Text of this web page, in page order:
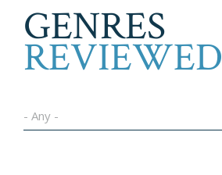
GENRES
REVIEWED
- Any -